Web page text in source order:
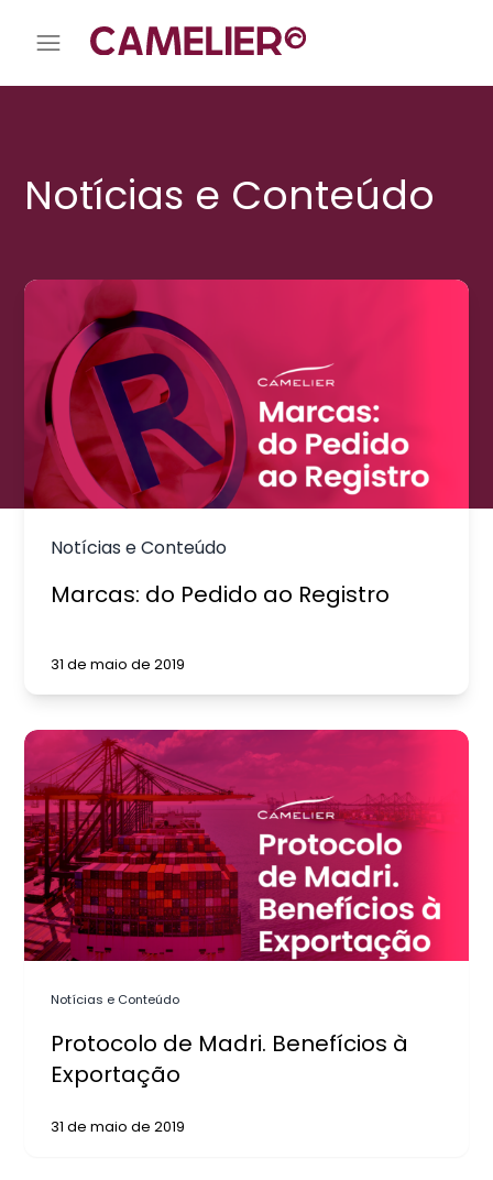
Notícias e Conteúdo
Notícias e Conteúdo
Marcas: do Pedido ao Registro
31 de maio de 2019
Notícias e Conteúdo
Protocolo de Madri. Benefícios à
Exportação
31 de maio de 2019